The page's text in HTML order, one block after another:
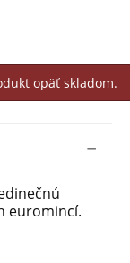
opäť skladom.
euromincí.